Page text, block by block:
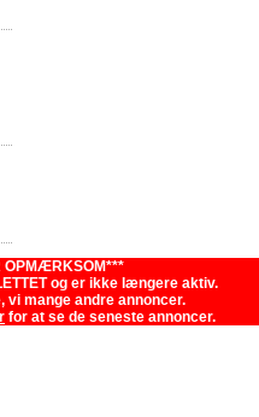
og er ikke længere aktiv.
vi mange andre annoncer.
for at se de seneste annoncer.